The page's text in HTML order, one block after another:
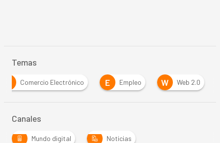
Temas
Comercio Electrónico E Empleo W Web 2.0
Canales
Mundo digital Noticias